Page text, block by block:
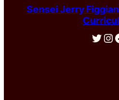
Sensei Jerry
Twitter Instagram